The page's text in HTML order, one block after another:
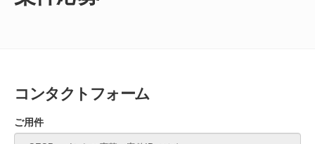
コンタクトフォーム
ご用件